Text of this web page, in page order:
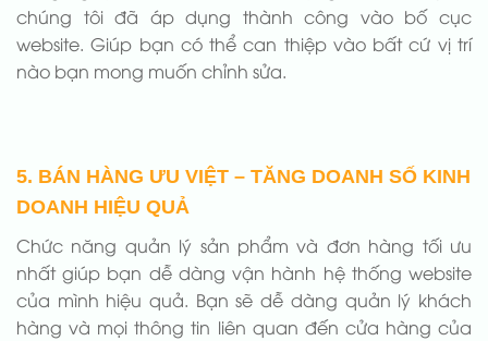
chúng tôi đã áp dụng thành công vào bố cục
website. Giúp bạn có thể can thiệp vào bất cứ vị trí
nào bạn mong muốn chỉnh sửa.
5. BÁN HÀNG ƯU VIỆT – TĂNG DOANH SỐ KINH
DOANH HIỆU QUẢ
Chức năng quản lý sản phẩm và đơn hàng tối ưu
nhất giúp bạn dễ dàng vận hành hệ thống website
của mình hiệu quả. Bạn sẽ dễ dàng quản lý khách
hàng và mọi thông tin liên quan đến cửa hàng của